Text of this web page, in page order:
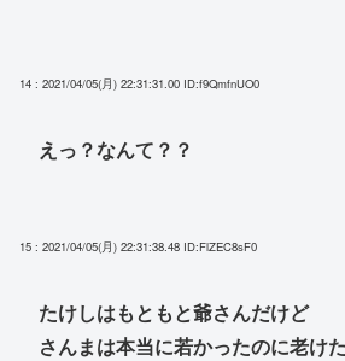
14 : 2021/04/05(月) 22:31:31.00 ID:f9QmfnUO0
えっ？なんて？？
15 : 2021/04/05(月) 22:31:38.48 ID:FlZEC8sF0
たけしはもともと爺さんだけど
さんまは本当に若かったのに老け